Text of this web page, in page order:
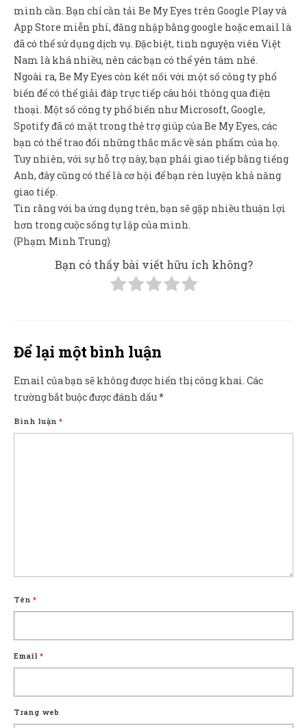
mình cần. Bạn chỉ cần tải Be My Eyes trên Google Play và
App Store miễn phí, đăng nhập bằng google hoặc email là
đã có thể sử dụng dịch vụ. Đặc biệt, tình nguyện viên Việt
Nam là khá nhiều, nên các bạn có thể yên tâm nhé.
Ngoài ra, Be My Eyes còn kết nối với một số công ty phổ
biến để có thể giải đáp trực tiếp câu hỏi thông qua điện
thoại. Một số công ty phổ biến như Microsoft, Google,
Spotify đã có mặt trong thẻ trợ giúp của Be My Eyes, các
bạn có thể trao đổi những thắc mắc về sản phẩm của họ.
Tuy nhiên, với sự hỗ trợ này, bạn phải giao tiếp bằng tiếng
Anh, đây cũng có thể là cơ hội để bạn rèn luyện khả năng
giao tiếp.
Tin rằng với ba ứng dụng trên, bạn sẽ gặp nhiều thuận lợi
hơn trong cuộc sống tự lập của mình.
(Phạm Minh Trung)
Bạn có thấy bài viết hữu ích không?
Để lại một bình luận
Email của bạn sẽ không được hiển thị công khai. Các
trường bắt buộc được đánh dấu*
Bình luận *
Tên *
Email *
Trang web